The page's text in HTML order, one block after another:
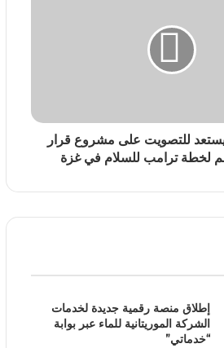
للتصويت على مشروع قرار
لخطة ترامب للسلام في غزة
إطلاق منصة رقمية جديدة لخدمات
الشركة الموريتانية للماء عبر بوابة
“خدماتي”